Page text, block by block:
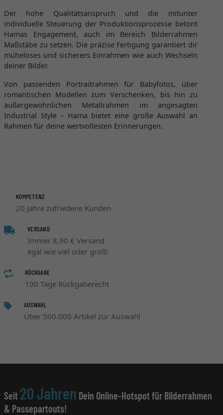
Der hohe Qualitätsanspruch und die mitunter
individuelle Steuerung der Produktionsprozesse betont
Hamas Engagement, auch im Bereich Bilderrahmen
Maßstäbe zu setzen. Die präzise Fertigung garantiert dir
müheloses und sicherers Einrahmen wie auch Wechseln
deiner Bilder.
Von passenden Portraitrahmen für Babyfotos, über
romantischen Modellen zum Verschenken, bis hin zu
außergewöhnlichen Metallrahmen im angesagten
Industrial Style – Hama bietet eine große Auswahl an
Rahmen für deine wertvollesten Erinnerungen.
KOMPETENZ
20 Jahre zufriedene Kunden
VERSAND
Immer 8,90 € Versand
egal wie viel oder groß!
RÜCKGABE
100 Tage Rückgaberecht
AUSWAHL
Über 500.000 Artikel zur Auswahl
Seit 20 Jahren Dein Online-Hotspot für Bilderrahmen
& Passepartouts!